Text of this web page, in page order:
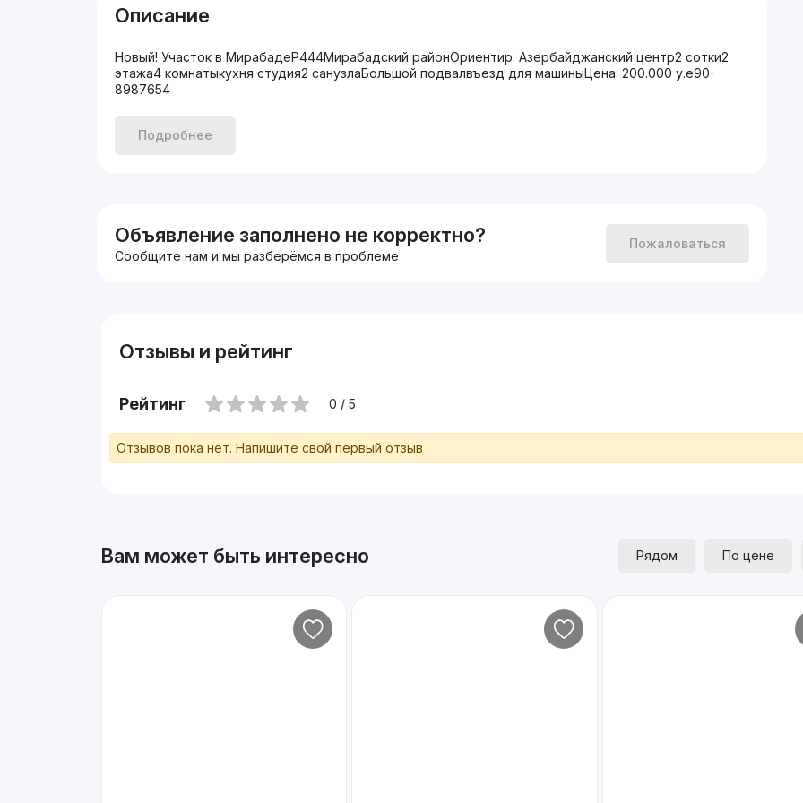
Описание
Новый! Участок в МирабадеP444Мирабадский районОриентир: Азербайджанский центр2 сотки2
этажа4 комнатыкухня студия2 санузлаБольшой подвалвъезд для машиныЦена: 200.000 у.е90-
8987654
Подробнее
Объявление заполнено не корректно?
Сообщите нам и мы разберёмся в проблеме
Пожаловаться
Отзывы и рейтинг
Рейтинг 0 / 5
Отзывов пока нет. Напишите свой первый отзыв
Вам может быть интересно Рядом По цене